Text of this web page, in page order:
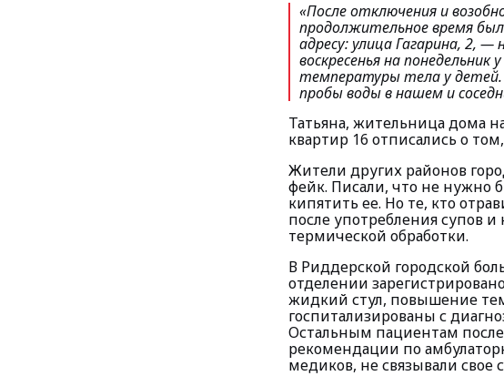
«После отключения и
продолжительное время
адресу: улица Гагарина, 2, —
воскресенья на
температуры тела у детей.
пробы воды в нашем и
Татьяна, жительница дома
квартир 16 отписались о
Жители других районов
фейк. Писали, что не нужно
кипятить ее. Но те, кто
после употребления супов
термической обработки.
В Риддерской городской
отделении
жидкий стул, повышение
госпитализированы с
Остальным пациентам
рекомендации по
медиков, не связывали свое